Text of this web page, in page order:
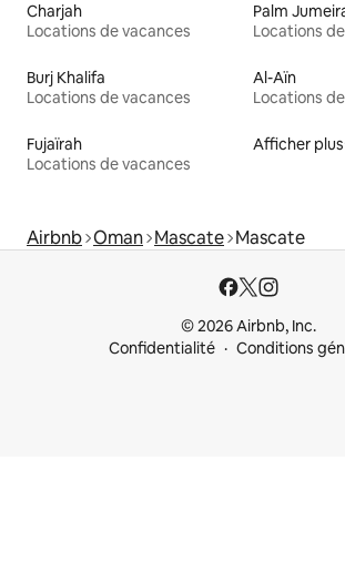
Charjah
Locations de vacances
Palm
Locations
Burj Khalifa
Locations de vacances
Al-Aïn
Locations
Fujaïrah
Locations de vacances
Afficher plus
Airbnb Oman Mascate Mascate
© 2026 Airbnb, Inc.
Confidentialité
Conditions